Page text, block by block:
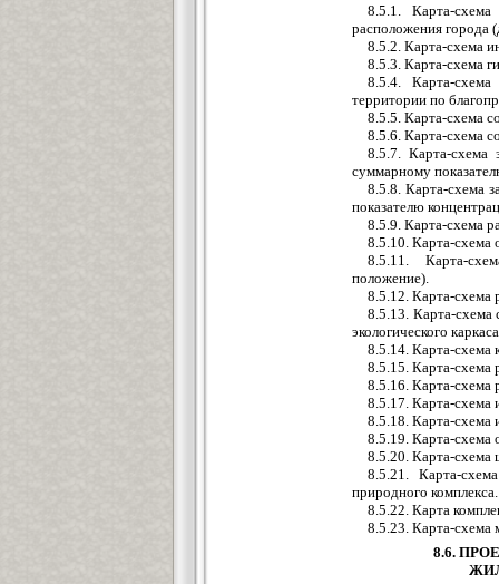
8.5.1. Карта-
расположения города
8.5.2. Карта-схема
8.5.3. Карта-схема
8.5.4. Карта-
территории по
8.5.5. Карта-схема
8.5.6. Карта-схема
8.5.7. Карта-схема
суммарному
8.5.8. Карта-схема
показателю
8.5.9. Карта-схема
8.5.10. Карта-схема
8.5.11. Карта-
положение).
8.5.12. Карта-схема
8.5.13. Карта-схема
экологического
8.5.14. Карта-схема
8.5.15. Карта-схема
8.5.16. Карта-схема
8.5.17. Карта-схема
8.5.18. Карта-схема
8.5.19. Карта-схема
8.5.20. Карта-схема
8.5.21. Карта-
природного комплекса.
8.5.22. Карта
8.5.23. Карта-
8.6.